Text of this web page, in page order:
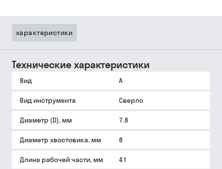
характеристики
Технические характеристики
Вид A
Вид инструмента Сверло
Диаметр (D), мм 7.8
Диаметр хвостовика, мм 8
Длина рабочей части, мм 41